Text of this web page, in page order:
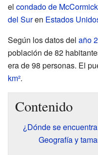
el condado de McCormick
del Suren Estados
Según los datos del año
población de 82
era de 98 personas. El
km².
Contenido
¿Dónde se
Geografía y